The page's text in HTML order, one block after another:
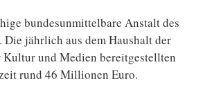
bundesunmittelbare Anstalt des
jährlich aus dem Haushalt der
und Medien bereitgestellten
rund 46 Millionen Euro.